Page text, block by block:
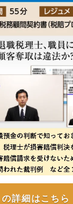
詳細はこちら